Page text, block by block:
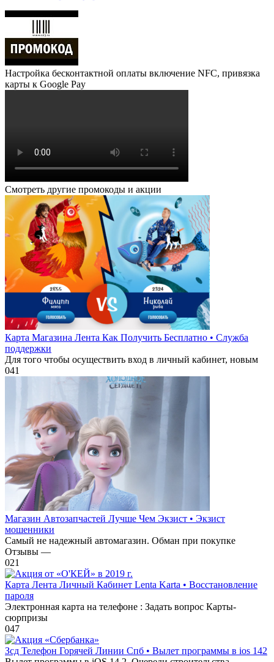
Настройка бесконтактной оплаты включение NFC, привязка
карты к Google Pay
Смотреть другие промокоды и акции
Карта Магазина Лента Как Получить Бесплатно • Служба
поддержки
Для того чтобы осуществить вход в личный кабинет, новым
041
Магазин Автозапчастей Лучше Чем Экзист • Экзист
мошенники
Самый не надежный автомагазин. Обман при покупке
Отзывы —
021
Карта Лента Личный Кабинет Lenta Karta • Восстановление
пароля
Электронная карта на телефоне : Задать вопрос Карты-
сюрпризы
047
Зсд Телефон Горячей Линии Спб • Вылет программы в ios 142